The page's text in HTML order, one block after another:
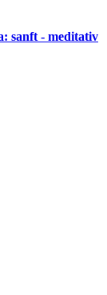
sanft - meditativ